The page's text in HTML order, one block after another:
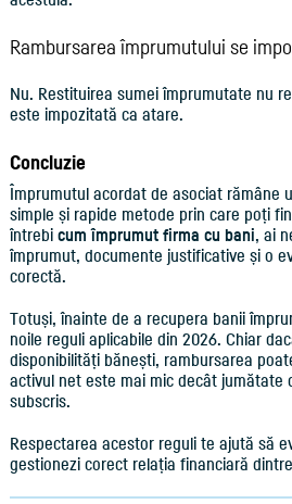
Rambursarea împrumutului se
Nu. Restituirea sumei împrumutate nu
este impozitată ca atare.
Concluzie
Împrumutul acordat de asociat rămâne
simple și rapide metode prin care poți
întrebi cum împrumut firma cu bani, ai
împrumut, documente justificative și o
corectă.
Totuși, înainte de a recupera banii
noile reguli aplicabile din 2026. Chiar
disponibilități bănești, rambursarea
activul net este mai mic decât jumătate
subscris.
Respectarea acestor reguli te ajută să
gestionezi corect relația financiară